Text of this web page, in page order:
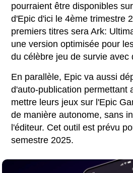
pourraient être disponibles
d'Epic d'ici le 4ème trimestre
premiers titres sera Ark:
une version optimisée pour
du célèbre jeu de survie avec
En parallèle, Epic va aussi
d'auto-publication permettant
mettre leurs jeux sur l'Epic
de manière autonome, sans
l'éditeur. Cet outil est prévu
semestre 2025.